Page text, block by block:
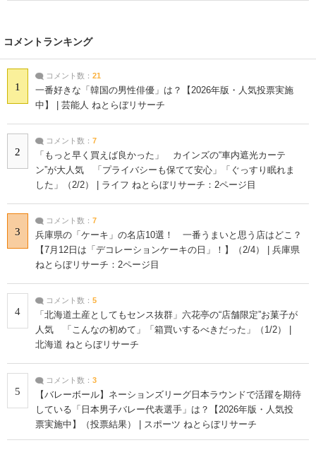
コメントランキング
1
コメント数： 21
一番好きな「韓国の男性俳優」は？【2026年版・人気投票実施
中】 | 芸能人 ねとらぼリサーチ
2
コメント数： 7
「もっと早く買えば良かった」 カインズの“車内遮光カーテ
ン”が大人気 「プライバシーも保てて安心」「ぐっすり眠れま
した」（2/2） | ライフ ねとらぼリサーチ：2ページ目
3
コメント数： 7
兵庫県の「ケーキ」の名店10選！ 一番うまいと思う店はどこ？
【7月12日は「デコレーションケーキの日」！】（2/4） | 兵庫県
ねとらぼリサーチ：2ページ目
4
コメント数： 5
「北海道土産としてもセンス抜群」六花亭の“店舗限定”お菓子が
人気 「こんなの初めて」「箱買いするべきだった」（1/2） |
北海道 ねとらぼリサーチ
5
コメント数： 3
【バレーボール】ネーションズリーグ日本ラウンドで活躍を期待
している「日本男子バレー代表選手」は？【2026年版・人気投
票実施中】（投票結果） | スポーツ ねとらぼリサーチ